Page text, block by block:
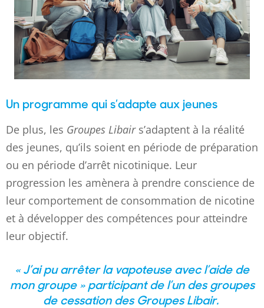
Un programme qui s’adapte aux jeunes
De plus, les Groupes Libair s’adaptent à la réalité
des jeunes, qu’ils soient en période de préparation
ou en période d’arrêt nicotinique. Leur
progression les amènera à prendre conscience de
leur comportement de consommation de nicotine
et à développer des compétences pour atteindre
leur objectif.
« J’ai pu arrêter la vapoteuse avec l’aide de
mon groupe»participant de l’un des groupes
de cessation desGroupesLibair.